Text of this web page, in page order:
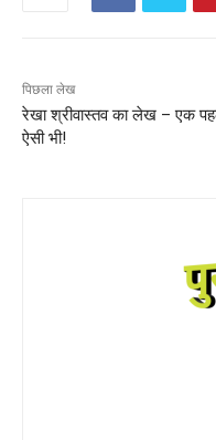
पिछला लेख
रेखा श्रीवास्तव का लेख – एक
ऐसी भी!